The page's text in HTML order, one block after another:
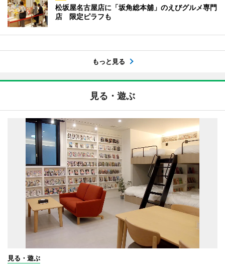
松坂屋名古屋店に「坂角総本舖」のえびグルメ専門
店 限定ピラフも
もっと見る
見る・遊ぶ
見る・遊ぶ